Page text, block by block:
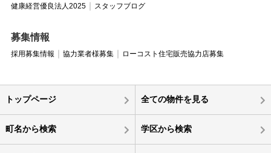
健康経営優良法人2025
スタッフブログ
募集情報
採用募集情報 協力業者様募集 ローコスト住宅販売協力店募集
トップページ 全ての物件を見る
町名から検索 学区から検索